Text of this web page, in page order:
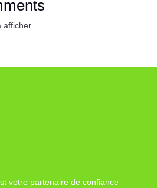
afficher.
votre partenaire de confiance